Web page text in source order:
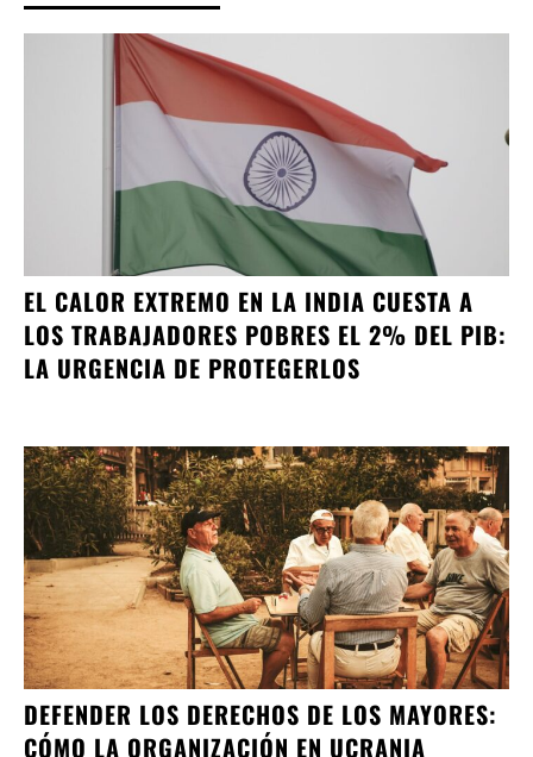
EL CALOR EXTREMO EN LA INDIA CUESTA A
LOS TRABAJADORES POBRES EL 2% DEL PIB:
LA URGENCIA DE PROTEGERLOS
DEFENDER LOS DERECHOS DE LOS MAYORES:
CÓMO LA ORGANIZACIÓN EN UCRANIA